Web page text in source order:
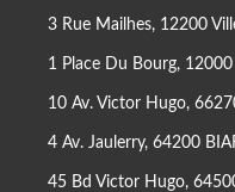
3 Rue Mailhes, 12200
1 Place Du Bourg, 12000
10 Av. Victor Hugo,
4 Av. Jaulerry, 64200
45 Bd Victor Hugo,